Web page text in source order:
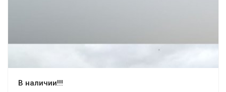
В наличии!!!